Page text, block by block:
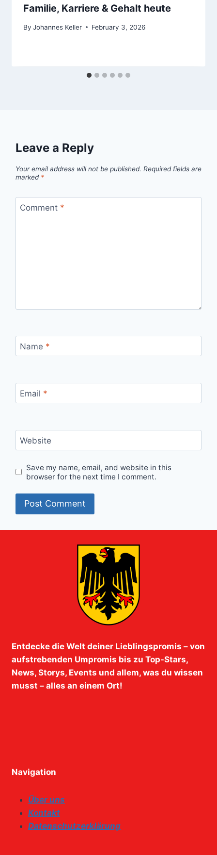
Familie, Karriere & Gehalt heute
By Johannes Keller February 3, 2026
Leave a Reply
Your email address will not be published. Required fields are
marked *
Comment *
Name *
Email *
Website
Save my name, email, and website in this
browser for the next time I comment.
Entdecke die Welt deiner Lieblingspromis – von
aufstrebenden Umpromis bis zu Top-Stars,
News, Storys, Events und allem, was du wissen
musst – alles an einem Ort!
Navigation
Über uns
Kontakt
Datenschutzerklärung